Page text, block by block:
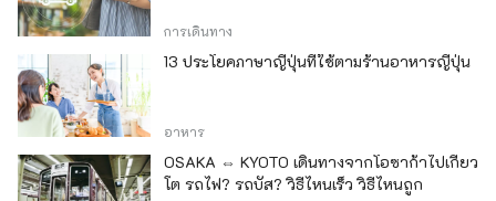
การเดินทาง
13 ประโยคภาษาญี่ปุ่นที่ใช้ตามร้านอาหารญี่ปุ่น
อาหาร
OSAKA ⇔ KYOTO เดินทางจากโอซาก้าไปเกียว
โต รถไฟ? รถบัส? วิธีไหนเร็ว วิธีไหนถูก